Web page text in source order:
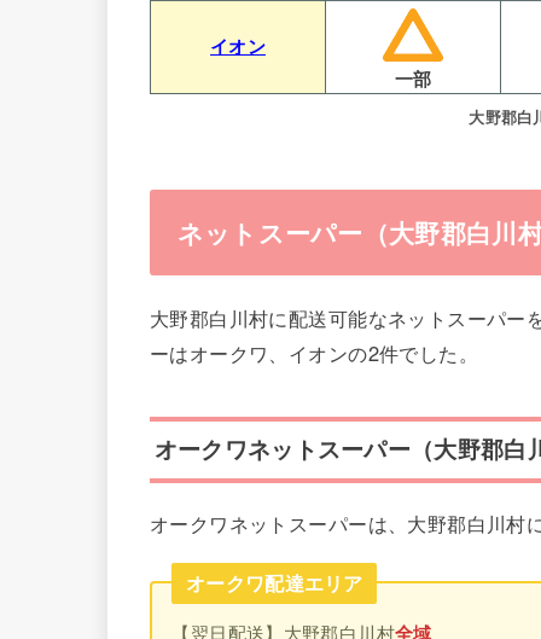
イオン
一部
大野郡白
ネットスーパー（大野郡白川
大野郡白川村に配送可能なネットスーパー
ーはオークワ、イオンの2件でした。
オークワネットスーパー（大野郡白
オークワネットスーパーは、大野郡白川村
オークワ配達エリア
【翌日配送】大野郡白川村全域